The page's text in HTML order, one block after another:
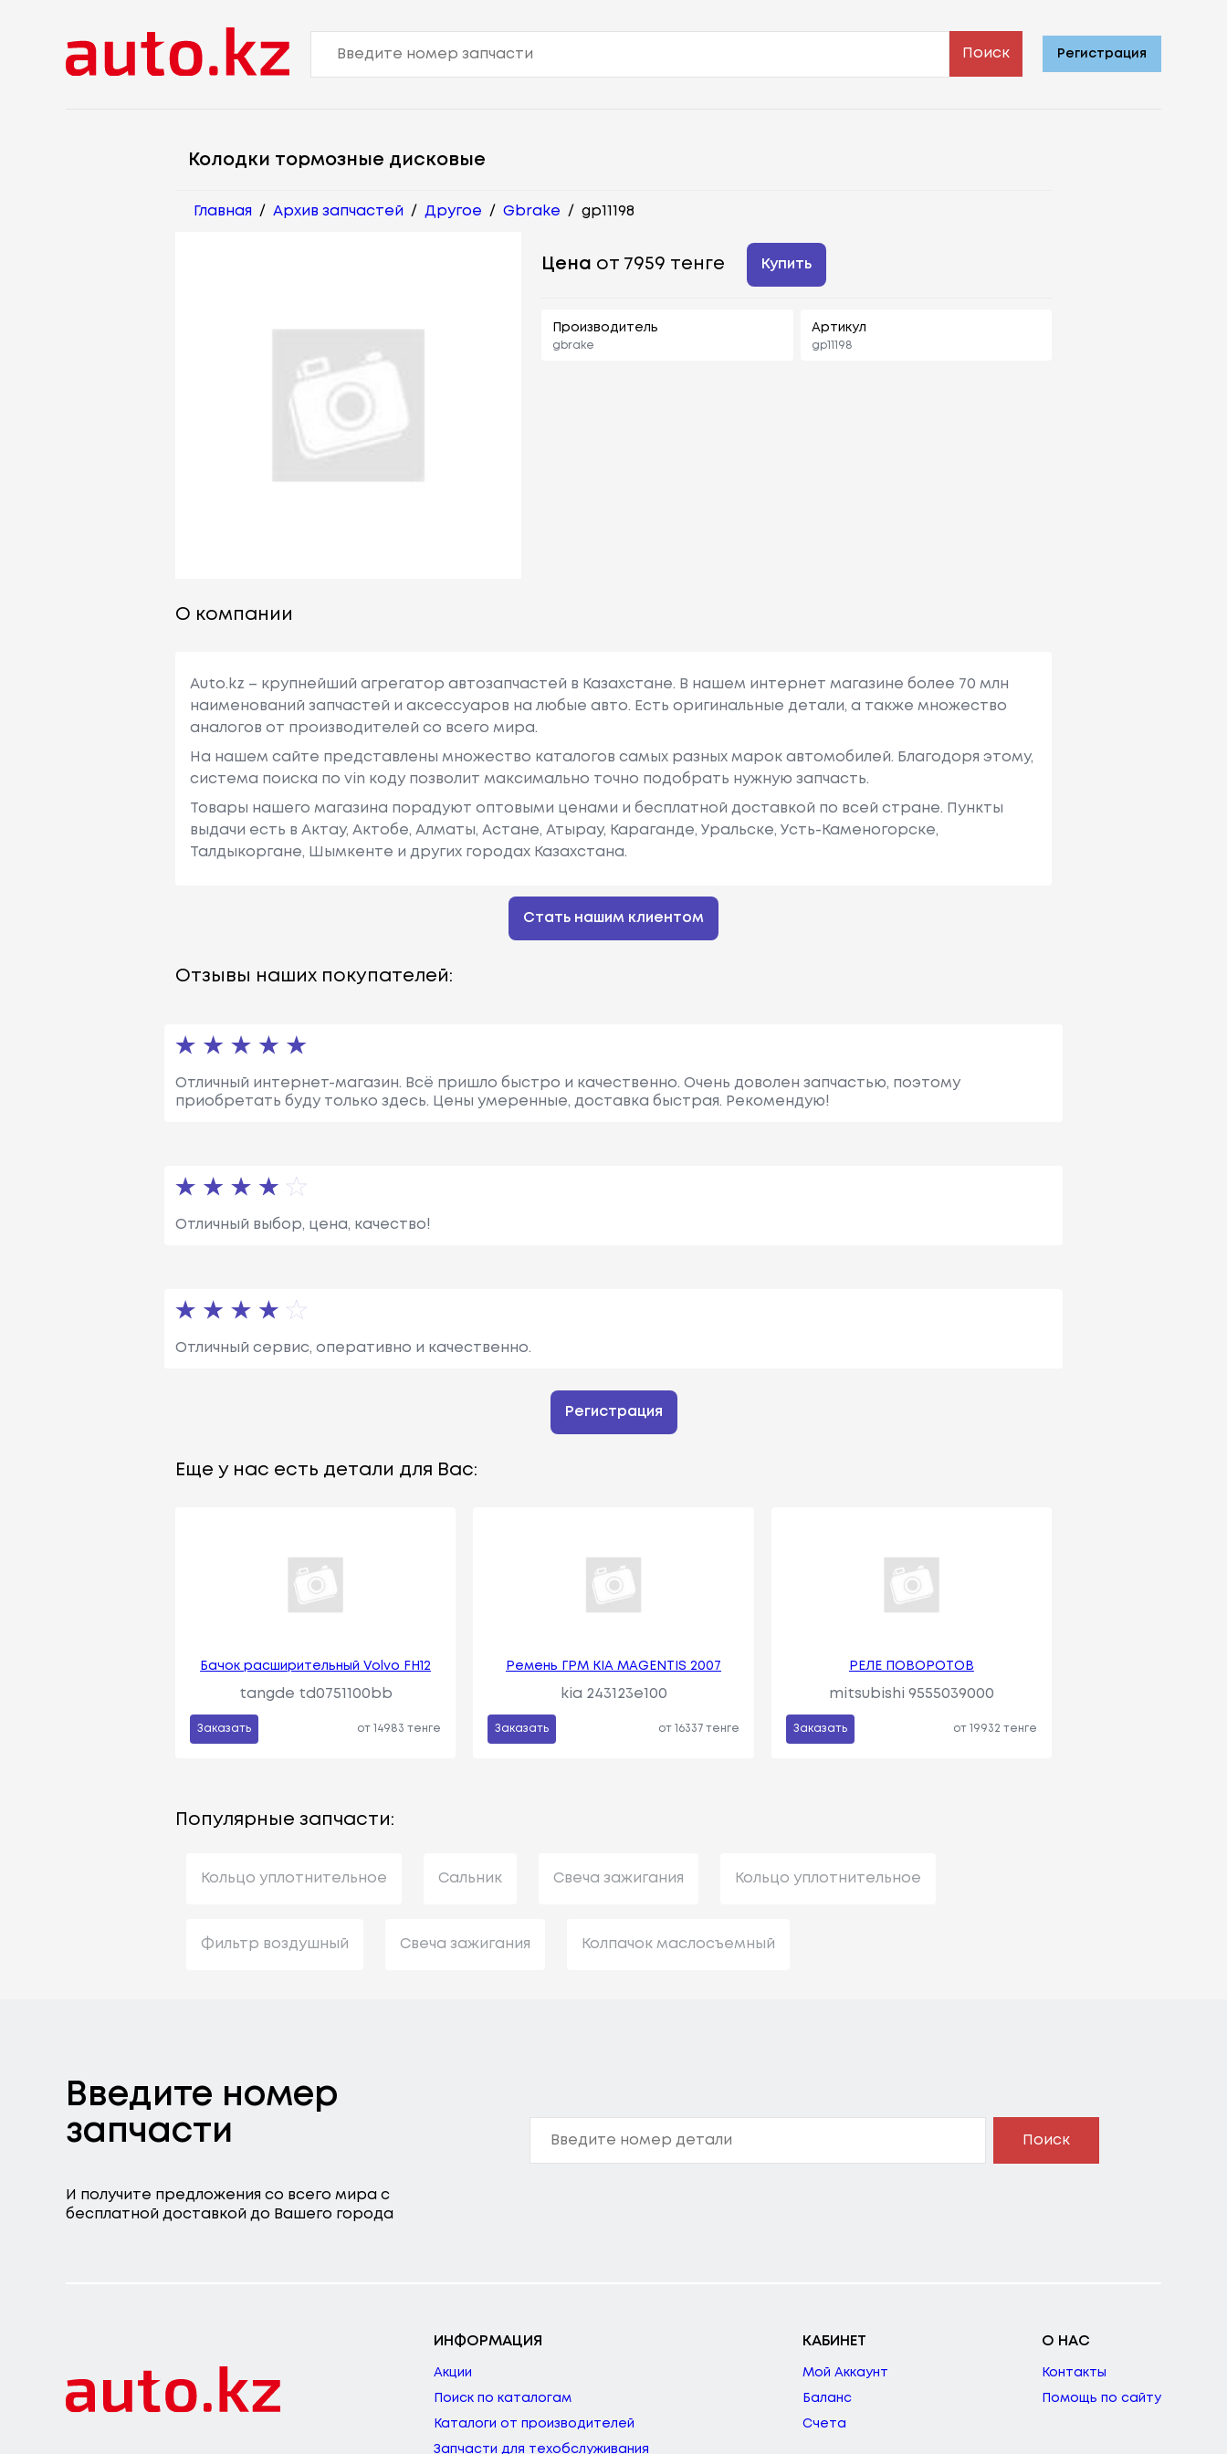
Поиск Регистрация
Колодки тормозные дисковые
Главная / Архив запчастей / Другое / Gbrake / gp11198
Цена от 7959 тенге Купить
Производитель
gbrake
Артикул
gp11198
О компании
Auto.kz – крупнейший агрегатор автозапчастей в Казахстане. В нашем интернет магазине более 70 млн
наименований запчастей и аксессуаров на любые авто. Есть оригинальные детали, а также множество
аналогов от производителей со всего мира.
На нашем сайте представлены множество каталогов самых разных марок автомобилей. Благодоря этому,
система поиска по vin коду позволит максимально точно подобрать нужную запчасть.
Товары нашего магазина порадуют оптовыми ценами и бесплатной доставкой по всей стране. Пункты
выдачи есть в Актау, Актобе, Алматы, Астане, Атырау, Караганде, Уральске, Усть-Каменогорске,
Талдыкоргане, Шымкенте и других городах Казахстана.
Стать нашим клиентом
Отзывы наших покупателей:
Отличный интернет-магазин. Всё пришло быстро и качественно. Очень доволен запчастью, поэтому
приобретать буду только здесь. Цены умеренные, доставка быстрая. Рекомендую!
Отличный выбор, цена, качество!
Отличный сервис, оперативно и качественно.
Регистрация
Еще у нас есть детали для Вас:
Бачок расширительный Volvo FH12
tangde td0751100bb
Заказать от 14983 тенге
Ремень ГРМ KIA MAGENTIS 2007
kia 243123e100
Заказать от 16337 тенге
РЕЛЕ ПОВОРОТОВ
mitsubishi 9555039000
Заказать от 19932 тенге
Популярные запчасти:
Кольцо уплотнительное Сальник Свеча зажигания Кольцо уплотнительное
Фильтр воздушный Свеча зажигания Колпачок маслосъемный
Введите номер
запчасти
И получите предложения со всего мира с
бесплатной доставкой до Вашего города
Поиск
ИНФОРМАЦИЯ
Акции
Поиск по каталогам
Каталоги от производителей
Запчасти для техобслуживания
КАБИНЕТ
Мой Аккаунт
Баланс
Счета
О НАС
Контакты
Помощь по сайту